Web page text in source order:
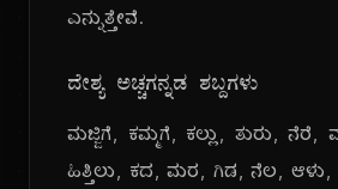
ಎನ್ನುತ್ತೇವೆ.
ದೇಶ್ಯ ಅಚ್ಚಗನ್ನಡ ಶಬ್ದಗಳು
ಮಜ್ಜಿಗೆ, ಕಮ್ಮಗೆ, ಕಲ್ಲು, ತುರು,
ಹಿತ್ತಿಲು, ಕದ, ಮರ, ಗಿಡ, ನೆಲ,